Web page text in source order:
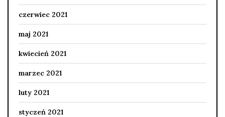
czerwiec 2021
maj 2021
kwiecień 2021
marzec 2021
luty 2021
styczeń 2021